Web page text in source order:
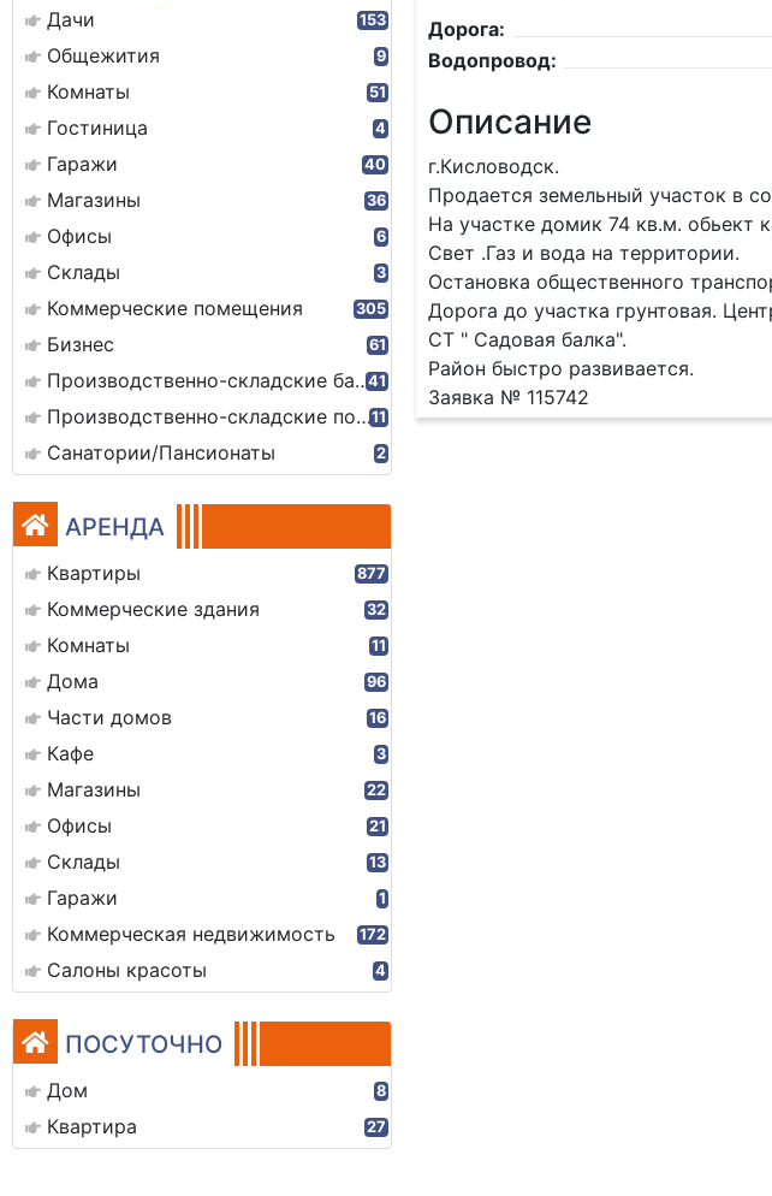
Дачи 153
Общежития 9
Комнаты 51
Гостиница 4
Гаражи 40
Магазины 36
Офисы 6
Склады 3
Коммерческие помещения 305
Бизнес 61
Производственно-складские базы41
Производственно-складские помещения11
Санатории/Пансионаты 2
АРЕНДА
Квартиры 877
Коммерческие здания 32
Комнаты 11
Дома 96
Части домов 16
Кафе 3
Магазины 22
Офисы 21
Склады 13
Гаражи 1
Коммерческая недвижимость 172
Салоны красоты 4
ПОСУТОЧНО
Дом 8
Квартира 27
Дорога:
Водопровод:
Описание
г.Кисловодск.
Продается земельный участок в
На участке домик 74 кв.м. обьект
Свет .Газ и вода на территории.
Остановка общественного
Дорога до участка грунтовая.
СТ " Садовая балка".
Район быстро развивается.
Заявка № 115742